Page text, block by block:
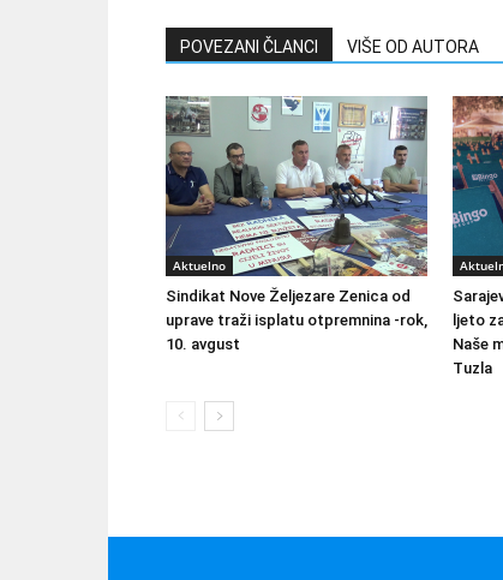
POVEZANI ČLANCI VIŠE OD AUTORA
Aktuelno
Sindikat Nove Željezare Zenica od
uprave traži isplatu otpremnina -rok,
10. avgust
ljeto
Naše
Tuzla